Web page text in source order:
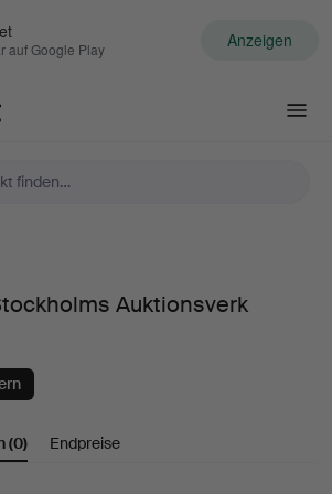
auf Google Play Anzeigen
Auktionsverk
(0) Endpreise